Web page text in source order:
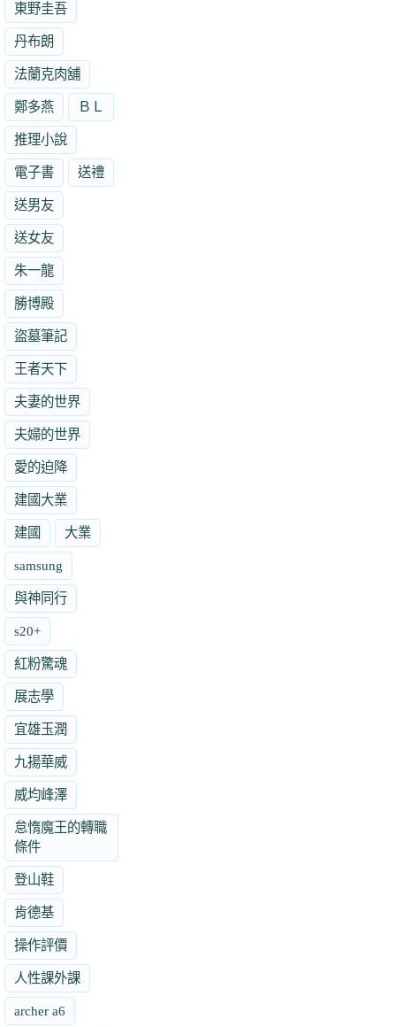
東野圭吾
丹布朗
法蘭克肉舖
鄭多燕 ＢＬ
推理小說
電子書 送禮
送男友
送女友
朱一龍
勝博殿
盜墓筆記
王者天下
夫妻的世界
夫婦的世界
愛的迫降
建國大業
建國 大業
samsung
與神同行
s20+
紅粉驚魂
展志學
宜雄玉潤
九揚華威
威均峰澤
怠惰魔王的轉職
條件
登山鞋
肯德基
操作評價
人性課外課
archer a6